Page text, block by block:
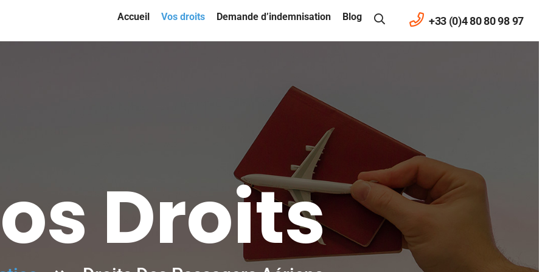
+33 (0)4 80 80 98 97
Accueil Vos droits Demande d’indemnisation Blog
Droits